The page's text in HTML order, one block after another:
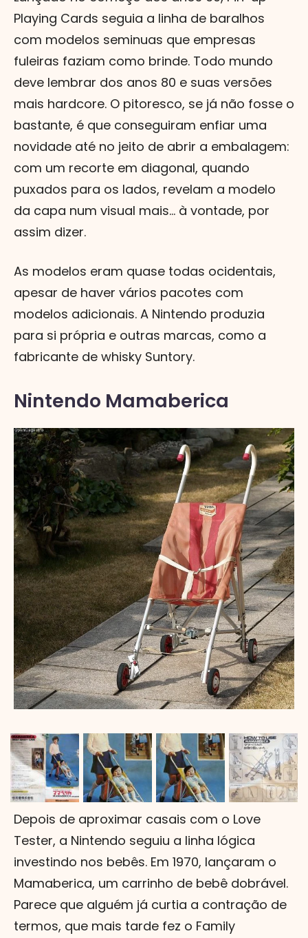
Playing Cards seguia a linha de baralhos
com modelos seminuas que empresas
fuleiras faziam como brinde. Todo mundo
deve lembrar dos anos 80 e suas versões
mais hardcore. O pitoresco, se já não fosse o
bastante, é que conseguiram enfiar uma
novidade até no jeito de abrir a embalagem:
com um recorte em diagonal, quando
puxados para os lados, revelam a modelo
da capa num visual mais... à vontade, por
assim dizer.
As modelos eram quase todas ocidentais,
apesar de haver vários pacotes com
modelos adicionais. A Nintendo produzia
para si própria e outras marcas, como a
fabricante de whisky Suntory.
Nintendo Mamaberica
Depois de aproximar casais com o Love
Tester, a Nintendo seguiu a linha lógica
investindo nos bebês. Em 1970, lançaram o
Mamaberica, um carrinho de bebê dobrável.
Parece que alguém já curtia a contração de
termos, que mais tarde fez o Family